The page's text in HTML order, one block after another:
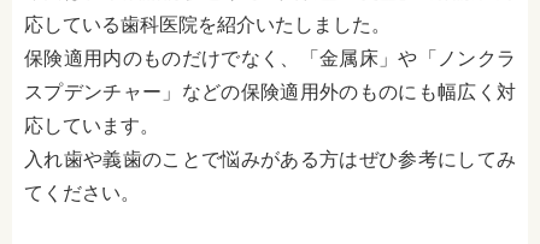
応している歯科医院を紹介いたしました。
保険適用内のものだけでなく、「金属床」や「ノンクラ
スプデンチャー」などの保険適用外のものにも幅広く対
応しています。
入れ歯や義歯のことで悩みがある方はぜひ参考にしてみ
てください。